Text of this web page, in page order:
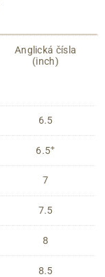
Anglická čísla
(inch)
6.5
6.5+
7
7.5
8
8.5